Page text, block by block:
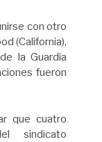
con otro
(California),
la Guardia
fueron
que cuatro
sindicato